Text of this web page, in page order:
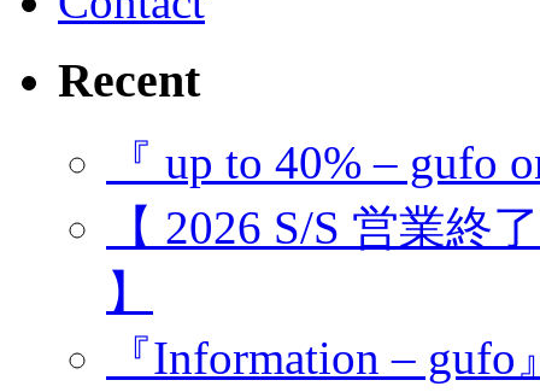
Recent
『 up to 40% – gufo
【 2026 S/S 営業終
】
『Information – gufo